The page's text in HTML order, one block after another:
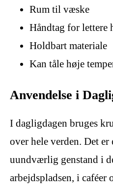
Rum til væske
Håndtag for lettere
Holdbart materiale
Kan tåle høje
Anvendelse i
I dagligdagen bruges
over hele verden. Det
uundværlig genstand i
arbejdspladsen, i caféer